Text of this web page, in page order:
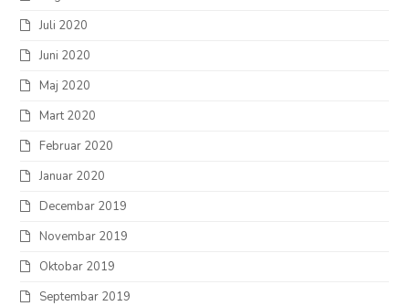
Juli 2020
Juni 2020
Maj 2020
Mart 2020
Februar 2020
Januar 2020
Decembar 2019
Novembar 2019
Oktobar 2019
Septembar 2019